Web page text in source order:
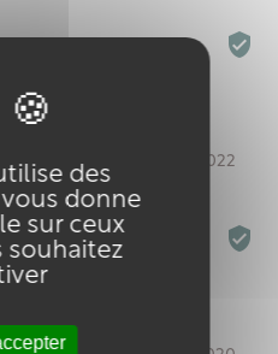
des
donne
sur ceux
souhaitez

Par Béatrice B. le 02/08/2022
